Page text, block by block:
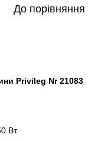
До порівняння
Privileg Nr 21083
Вт.